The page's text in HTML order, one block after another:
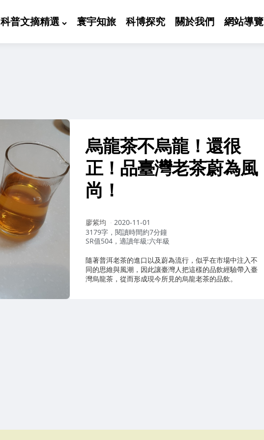
科普文摘精選 寰宇知旅 科博探究 關於我們 網站導覽
烏龍茶不烏龍！還很
正！品臺灣老茶蔚為風
尚！
作
者：
廖紫均
2020-11-01
3179字，閱讀時間約7分鐘
SR值504，適讀年級:六年級
隨著普洱老茶的進口以及蔚為流行，似乎在市場中注入不
同的思維與風潮，因此讓臺灣人把這樣的品飲經驗帶入臺
灣烏龍茶，從而形成現今所見的烏龍老茶的品飲。